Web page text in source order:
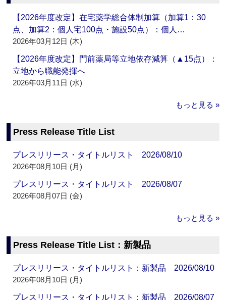
【2026年度改定】在宅薬学総合体制加算（加算1：30
点、加算2：個人宅100点・施設50点）：個人…
2026年03月12日 (木)
【2026年度改定】門前薬局等立地依存減算（▲15点）：
立地から職能発揮へ
2026年03月11日 (水)
もっと見る »
Press Release Title List
プレスリリース・タイトルリスト 2026/08/10
2026年08月10日 (月)
プレスリリース・タイトルリスト 2026/08/07
2026年08月07日 (金)
もっと見る »
Press Release Title List：新製品
プレスリリース・タイトルリスト：新製品 2026/08/10
2026年08月10日 (月)
プレスリリース・タイトルリスト：新製品 2026/08/07